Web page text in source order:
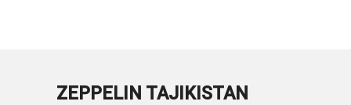
ZEPPELIN TAJIKISTAN